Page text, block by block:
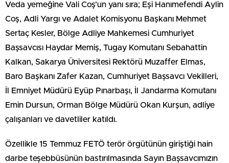
Veda yemeğine Vali Coş’un yanı sıra; Eşi Hanımefendi Aylin
Coş, Adli Yargı ve Adalet Komisyonu Başkanı Mehmet
Sertaç Kesler, Bölge Adliye Mahkemesi Cumhuriyet
Başsavcısı Haydar Memiş, Tugay Komutanı Sebahattin
Kalkan, Sakarya Üniversitesi Rektörü Muzaffer Elmas,
Baro Başkanı Zafer Kazan, Cumhuriyet Başsavcı Vekilleri,
İl Emniyet Müdürü Eyüp Pınarbaşı, İl Jandarma Komutanı
Emin Dursun, Orman Bölge Müdürü Okan Kurşun, adliye
çalışanları ve davetliler katıldı.
Özellikle 15 Temmuz FETÖ terör örgütünün giriştiği hain
darbe teşebbüsünün bastırılmasında Sayın Başsavcımızın